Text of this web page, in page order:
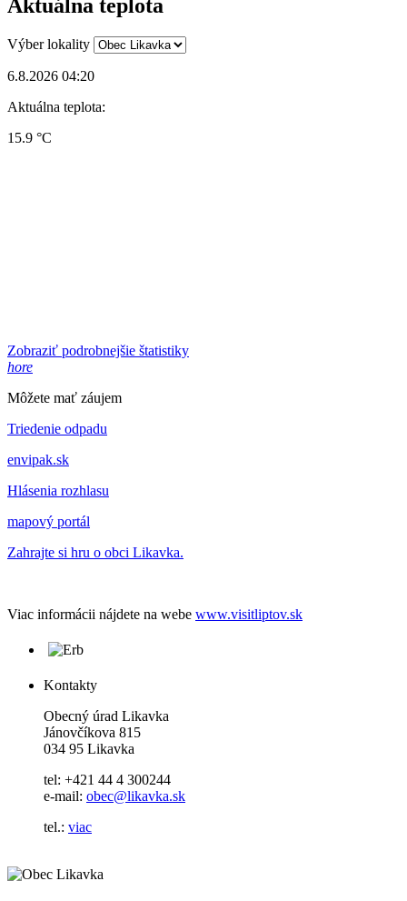
Aktuálna teplota
Výber lokality
6.8.2026 04:20
Aktuálna teplota:
15.9 °C
Zobraziť podrobnejšie štatistiky
hore
Môžete mať záujem
Triedenie odpadu
envipak.sk
Hlásenia rozhlasu
mapový portál
Zahrajte si hru o obci Likavka.
Viac informácii nájdete na webe www.visitliptov.sk
Kontakty
Obecný úrad Likavka
Jánovčíkova 815
034 95 Likavka
tel: +421 44 4 300244
e-mail: obec@likavka.sk
tel.: viac